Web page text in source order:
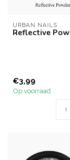
URBAN NAILS
Reflective
€3,99
Op voorraad